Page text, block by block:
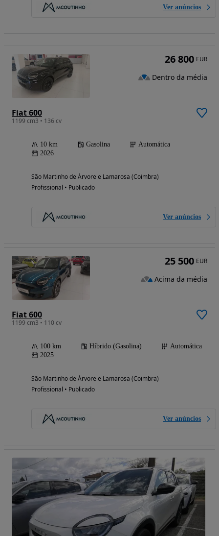
Ver anúncios
Fiat 600
1199 cm3 • 136 cv
10 km Gasolina
Automática
2026
São Martinho de Árvore e Lamarosa (Coimbra)
Profissional • Publicado
Ver anúncios
26 800 EUR
Dentro da média
Fiat 600
1199 cm3 • 110 cv
100 km Híbrido (Gasolina)
Automática
2025
São Martinho de Árvore e Lamarosa (Coimbra)
Profissional • Publicado
Ver anúncios
25 500 EUR
Acima da média